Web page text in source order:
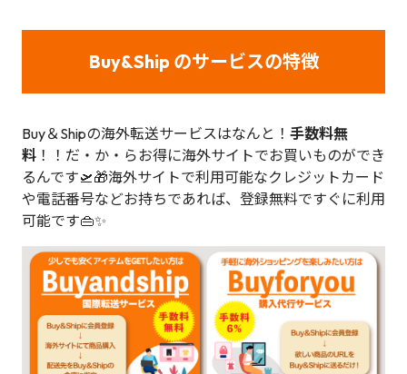
Buy&Ship のサービスの特徴
Buy＆Shipの海外転送サービスはなんと！ 手数料無
料 ！！だ・か・らお得に海外サイトでお買いものができ
るんです🛫🎁海外サイトで利用可能なクレジットカード
や電話番号などお持ちであれば、登録無料ですぐに利用
可能です👜✨